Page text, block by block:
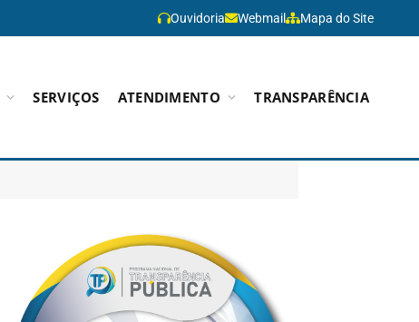
Ouvidoria Webmail Mapa do Site
SERVIÇOS ATENDIMENTO TRANSPARÊNCIA